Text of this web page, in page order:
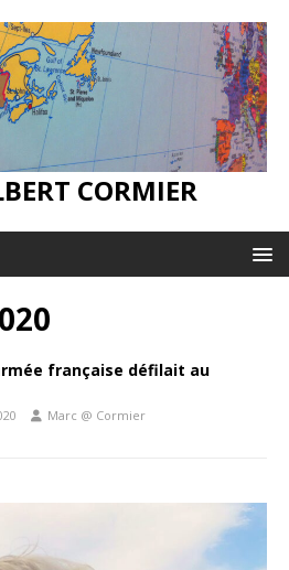
CORMIER
française défilait au
Marc @ Cormier